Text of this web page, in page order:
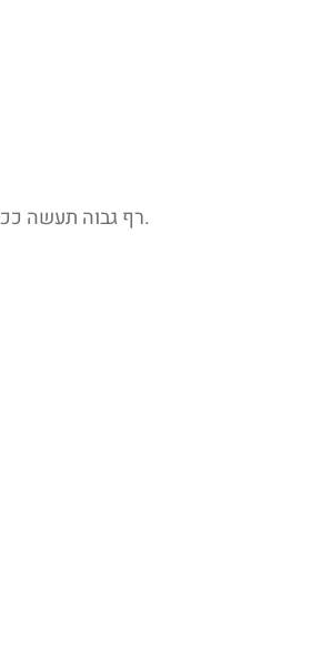
רף גבוהתעשה ככל יכולה על מנת להנגיש את האתר בצורה המיטבית ולענות לפניות בצורה המקצועית והמהירה ביותר.